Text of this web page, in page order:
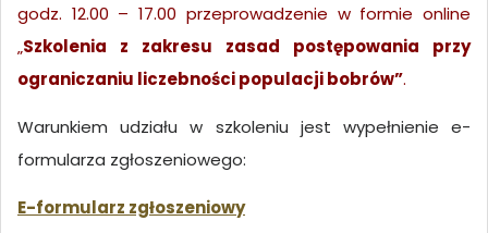
godz. 12.00 – 17.00 przeprowadzenie w formie online
„Szkolenia z zakresu zasad postępowania przy
ograniczaniu liczebności populacji bobrów”.
Warunkiem udziału w szkoleniu jest wypełnienie e-
formularza zgłoszeniowego:
E-formularz zgłoszeniowy